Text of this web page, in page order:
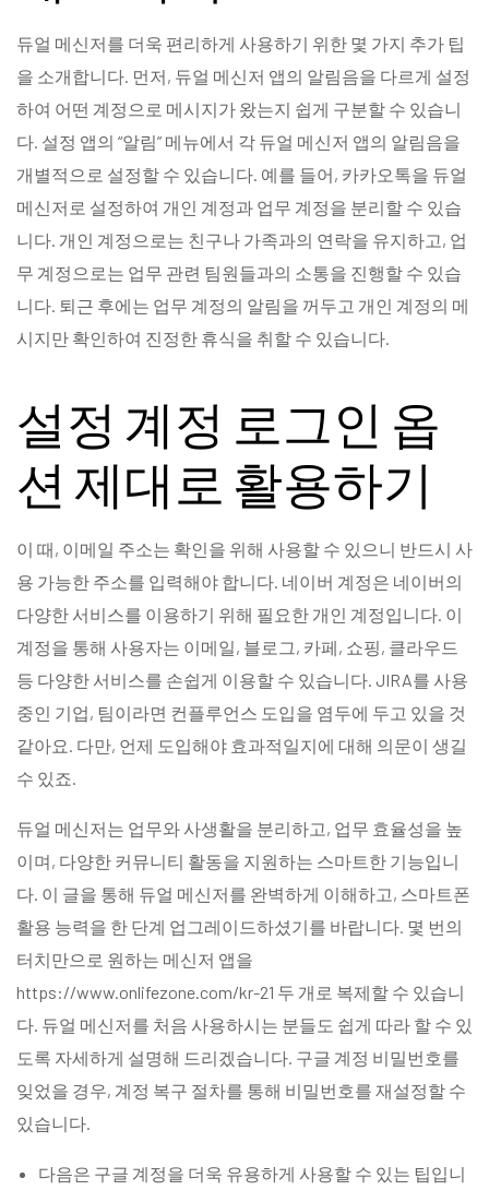
듀얼 메신저를 더욱 편리하게 사용하기 위한 몇 가지 추가 팁
을 소개합니다. 먼저, 듀얼 메신저 앱의 알림음을 다르게 설정
하여 어떤 계정으로 메시지가 왔는지 쉽게 구분할 수 있습니
다. 설정 앱의 “알림” 메뉴에서 각 듀얼 메신저 앱의 알림음을
개별적으로 설정할 수 있습니다. 예를 들어, 카카오톡을 듀얼
메신저로 설정하여 개인 계정과 업무 계정을 분리할 수 있습
니다. 개인 계정으로는 친구나 가족과의 연락을 유지하고, 업
무 계정으로는 업무 관련 팀원들과의 소통을 진행할 수 있습
니다. 퇴근 후에는 업무 계정의 알림을 꺼두고 개인 계정의 메
시지만 확인하여 진정한 휴식을 취할 수 있습니다.
설정 계정 로그인 옵
션 제대로 활용하기
이 때, 이메일 주소는 확인을 위해 사용할 수 있으니 반드시 사
용 가능한 주소를 입력해야 합니다. 네이버 계정은 네이버의
다양한 서비스를 이용하기 위해 필요한 개인 계정입니다. 이
계정을 통해 사용자는 이메일, 블로그, 카페, 쇼핑, 클라우드
등 다양한 서비스를 손쉽게 이용할 수 있습니다. JIRA를 사용
중인 기업, 팀이라면 컨플루언스 도입을 염두에 두고 있을 것
같아요. 다만, 언제 도입해야 효과적일지에 대해 의문이 생길
수 있죠.
듀얼 메신저는 업무와 사생활을 분리하고, 업무 효율성을 높
이며, 다양한 커뮤니티 활동을 지원하는 스마트한 기능입니
다. 이 글을 통해 듀얼 메신저를 완벽하게 이해하고, 스마트폰
활용 능력을 한 단계 업그레이드하셨기를 바랍니다. 몇 번의
터치만으로 원하는 메신저 앱을
https://www.onlifezone.com/kr-21 두 개로 복제할 수 있습니
다. 듀얼 메신저를 처음 사용하시는 분들도 쉽게 따라 할 수 있
도록 자세하게 설명해 드리겠습니다. 구글 계정 비밀번호를
잊었을 경우, 계정 복구 절차를 통해 비밀번호를 재설정할 수
있습니다.
다음은 구글 계정을 더욱 유용하게 사용할 수 있는 팁입니